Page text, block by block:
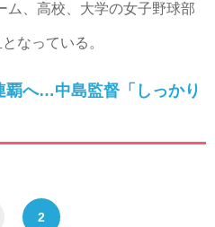
ム、高校、大学の女子野球部
なっている。
覇へ…中島監督「しっかり
2